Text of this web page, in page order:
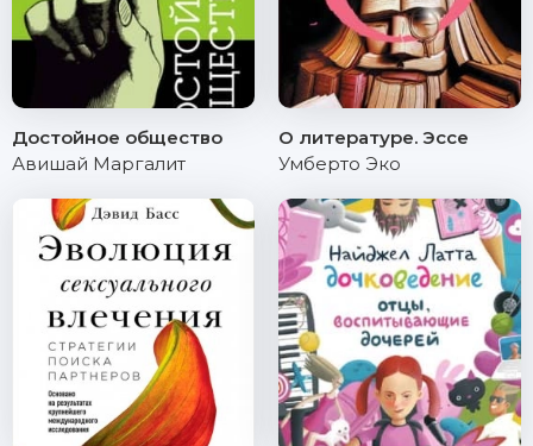
Достойное общество
Авишай Маргалит
О литературе. Эссе
Умберто Эко